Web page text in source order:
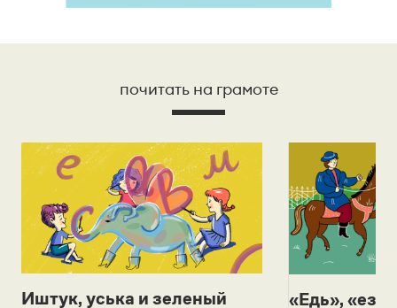
почитать на грамоте
Иштук, уська и зеленый «Едь»,